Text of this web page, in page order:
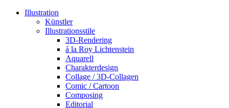
Illustration
Künstler
Illustrationsstile
3D-Rendering
á la Roy Lichtenstein
Aquarell
Charakterdesign
Collage / 3D-Collagen
Comic / Cartoon
Composing
Editorial